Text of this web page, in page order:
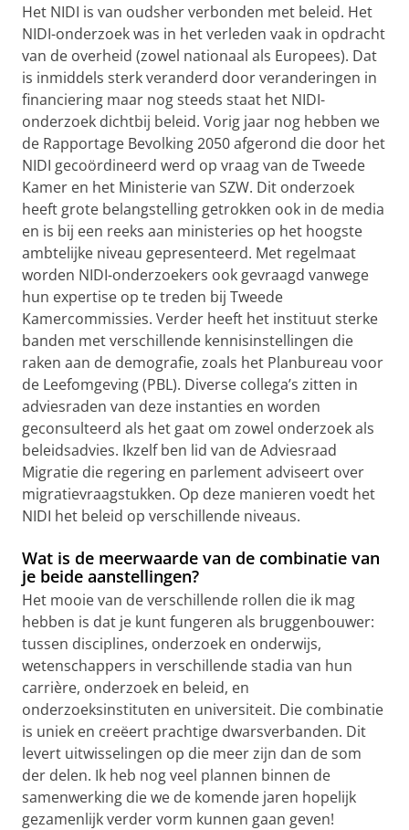
Het NIDI is van oudsher verbonden met beleid. Het
NIDI-onderzoek was in het verleden vaak in opdracht
van de overheid (zowel nationaal als Europees). Dat
is inmiddels sterk veranderd door veranderingen in
financiering maar nog steeds staat het NIDI-
onderzoek dichtbij beleid. Vorig jaar nog hebben we
de Rapportage Bevolking 2050 afgerond die door het
NIDI gecoördineerd werd op vraag van de Tweede
Kamer en het Ministerie van SZW. Dit onderzoek
heeft grote belangstelling getrokken ook in de media
en is bij een reeks aan ministeries op het hoogste
ambtelijke niveau gepresenteerd. Met regelmaat
worden NIDI-onderzoekers ook gevraagd vanwege
hun expertise op te treden bij Tweede
Kamercommissies. Verder heeft het instituut sterke
banden met verschillende kennisinstellingen die
raken aan de demografie, zoals het Planbureau voor
de Leefomgeving (PBL). Diverse collega’s zitten in
adviesraden van deze instanties en worden
geconsulteerd als het gaat om zowel onderzoek als
beleidsadvies. Ikzelf ben lid van de Adviesraad
Migratie die regering en parlement adviseert over
migratievraagstukken. Op deze manieren voedt het
NIDI het beleid op verschillende niveaus.
Wat is de meerwaarde van de combinatie van
je beide aanstellingen?
Het mooie van de verschillende rollen die ik mag
hebben is dat je kunt fungeren als bruggenbouwer:
tussen disciplines, onderzoek en onderwijs,
wetenschappers in verschillende stadia van hun
carrière, onderzoek en beleid, en
onderzoeksinstituten en universiteit. Die combinatie
is uniek en creëert prachtige dwarsverbanden. Dit
levert uitwisselingen op die meer zijn dan de som
der delen. Ik heb nog veel plannen binnen de
samenwerking die we de komende jaren hopelijk
gezamenlijk verder vorm kunnen gaan geven!